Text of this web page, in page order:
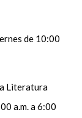
de 10:00
Literatura
a.m. a 6:00